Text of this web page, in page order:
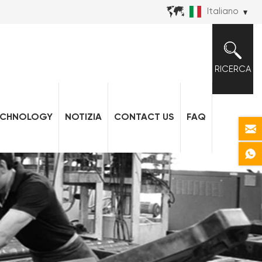
Italiano
RICERCA
NOTIZIA CONTACT US FAQ